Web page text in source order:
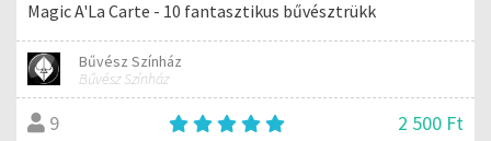
Magic A'La Carte - 10 fantasztikus bűvésztrükk
Bűvész Színház
Bűvész Színház
9 2 500 Ft